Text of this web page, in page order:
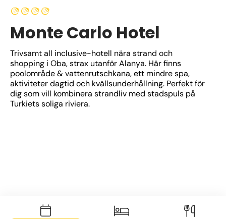
Monte Carlo Hotel
Trivsamt all inclusive-hotell nära strand och
shopping i Oba, strax utanför Alanya. Här finns
poolområde & vattenrutschkana, ett mindre spa,
aktiviteter dagtid och kvällsunderhållning. Perfekt för
dig som vill kombinera strandliv med stadspuls på
Turkiets soliga riviera.